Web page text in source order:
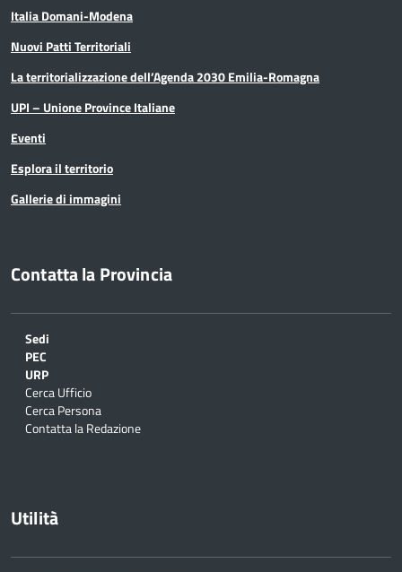
Italia Domani-Modena
Nuovi Patti Territoriali
La territorializzazione dell’Agenda 2030 Emilia-Romagna
UPI – Unione Province Italiane
Eventi
Esplora il territorio
Gallerie di immagini
Contatta la Provincia
Sedi
PEC
URP
Cerca Ufficio
Cerca Persona
Contatta la Redazione
Utilità